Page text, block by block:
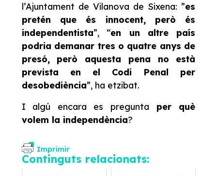
l’Ajuntament de Vilanova de Sixena: ”es
pretén que és innocent, però és
independentista”, “en un altre país
podria demanar tres o quatre anys de
presó, però aquesta pena no està
prevista en el Codi Penal per
desobediència”, ha etzibat.
I algú encara es pregunta per què
volem la independència?
Imprimir
Continguts relacionats: